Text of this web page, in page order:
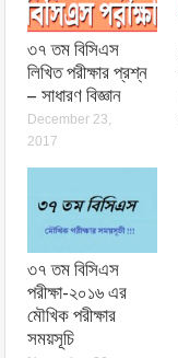
৩৭ তম বিসিএস
লিখিত পরীক্ষার প্রশ্ন
– সাধারণ বিজ্ঞান
December 23,
2017
৩৭ তম বিসিএস
পরীক্ষা-২০১৬ এর
মৌখিক পরীক্ষার
সময়সূচি